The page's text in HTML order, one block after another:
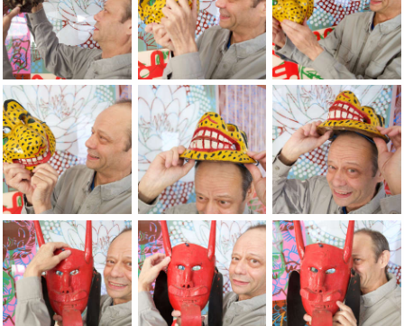
JEAN-PIERRE SERGENT > Ã¢â¬ÅDEATH-LIFE-
JEAN-PIERRE SERGENT >JEAN-PIERRE
JEAN-PIERRE SERGENT > Ã¢â¬ÅDEATH-LIFE-
JEAN-PIERRE SERGENT >JEAN-PIERRE